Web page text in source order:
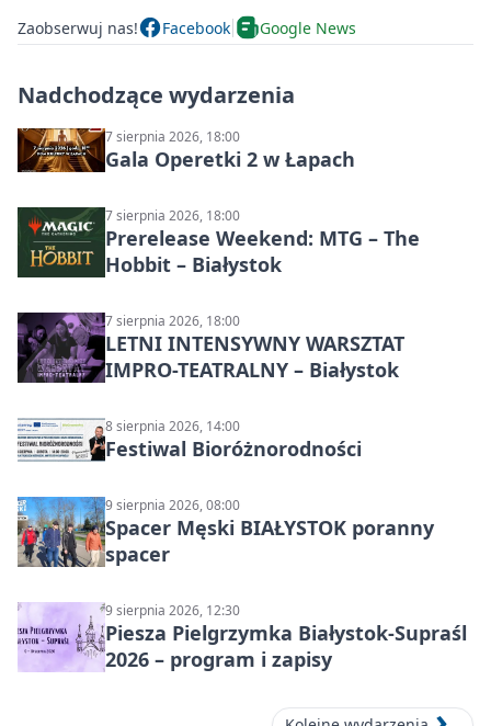
Zaobserwuj nas! Facebook Google News
Nadchodzące wydarzenia
7 sierpnia 2026, 18:00
Gala Operetki 2 w Łapach
7 sierpnia 2026, 18:00
Prerelease Weekend: MTG – The
Hobbit – Białystok
7 sierpnia 2026, 18:00
LETNI INTENSYWNY WARSZTAT
IMPRO-TEATRALNY – Białystok
8 sierpnia 2026, 14:00
Festiwal Bioróżnorodności
9 sierpnia 2026, 08:00
Spacer Męski BIAŁYSTOK poranny
spacer
9 sierpnia 2026, 12:30
Piesza Pielgrzymka Białystok-Supraśl
2026 – program i zapisy